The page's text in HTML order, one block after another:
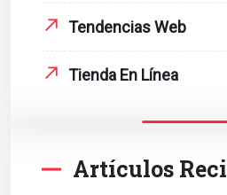
Tendencias Web
Tienda En Línea
Artículos